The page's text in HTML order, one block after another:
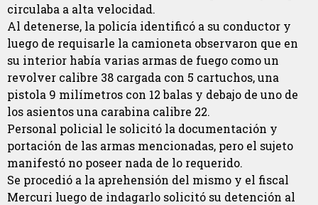
circulaba a alta velocidad.
Al detenerse, la policía identificó a su conductor y
luego de requisarle la camioneta observaron que en
su interior había varias armas de fuego como un
revolver calibre 38 cargada con 5 cartuchos, una
pistola 9 milímetros con 12 balas y debajo de uno de
los asientos una carabina calibre 22.
Personal policial le solicitó la documentación y
portación de las armas mencionadas, pero el sujeto
manifestó no poseer nada de lo requerido.
Se procedió a la aprehensión del mismo y el fiscal
Mercuri luego de indagarlo solicitó su detención al